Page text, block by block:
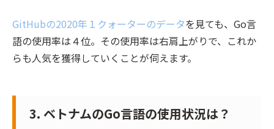
GitHubの2020年１クォーターのデータを見ても、 Go言
語の使用率は４位。その使用率は右肩上がりで、これか
らも人気を獲得していくことが伺えます。
3. ベトナムのGo言語の使用状況は？